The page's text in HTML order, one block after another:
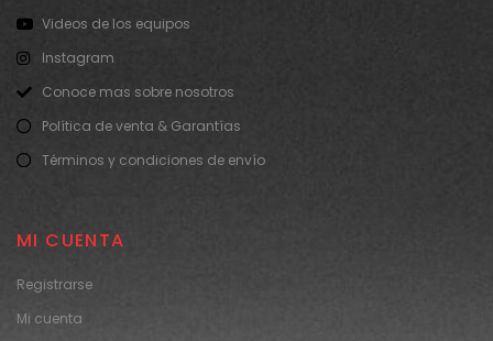
Videos de los equipos
Instagram
Conoce mas sobre nosotros
Política de venta & Garantías
Términos y condiciones de envío
MI CUENTA
Registrarse
Mi cuenta